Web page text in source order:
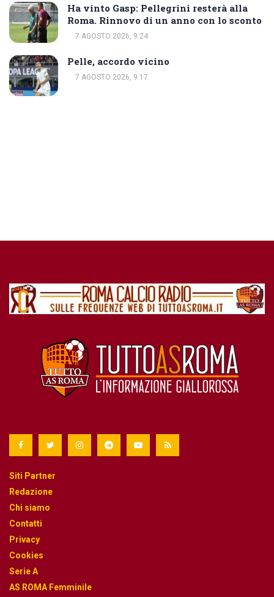
Ha vinto Gasp: Pellegrini resterà alla
Roma. Rinnovo di un anno con lo sconto
7 AGOSTO 2026, 9:24
Pelle, accordo vicino
7 AGOSTO 2026, 9:17
Siti Partner
Redazione
Chi siamo
Contatti
Privacy
Cookies
Serie A
AS ROMA Femminile